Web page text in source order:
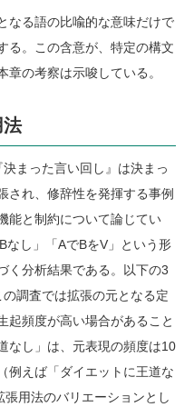
なる語の比喩的な意味だけで
る。この含意が、特定の構文
の考察は示唆している。
まった言い回し』は決まっ
れ、修辞性を発揮する事例
能と制約について論じてい
なし」「AでBをV」という形
く分析結果である。以下の3
調査では拡張の元となる定
起頻度が高い場合があること
なし」は、元表現の頻度は10
例えば「ダイエットに王道な
用法のバリエーションとし